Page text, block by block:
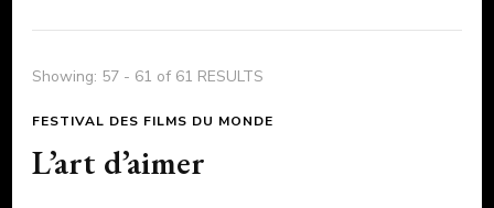
Showing: 57 - 61 of 61 RESULTS
FESTIVAL DES FILMS DU MONDE
L’art d’aimer